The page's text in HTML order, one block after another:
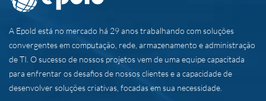
A Epold está no mercado há 29 anos trabalhando com soluções
convergentes em computação, rede, armazenamento e administração
de TI. O sucesso de nossos projetos vem de uma equipe capacitada
para enfrentar os desafios de nossos clientes e a capacidade de
desenvolver soluções criativas, focadas em sua necessidade.